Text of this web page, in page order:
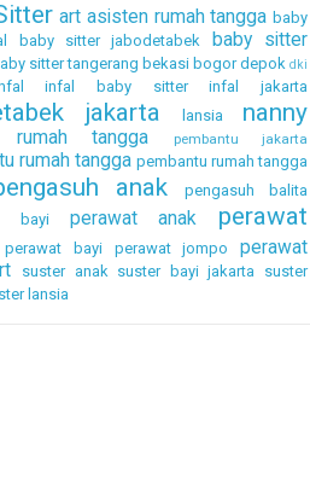
art asisten rumah tangga baby
baby sitter jabodetabek baby sitter
sitter tangerang bekasi bogor depok dki
infal baby sitter infal jakarta
jakarta lansia nanny
rumah tangga pembantu jakarta
rumah tangga pembantu rumah tangga
anak
pengasuh balita
bayi
perawat anak perawat
perawat bayi perawat jompo
perawat
suster anak suster bayi jakarta
suster
lansia